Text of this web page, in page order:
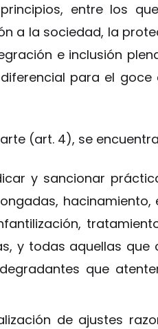
entre los
a la sociedad, la
e inclusión
para el goce
(art. 4), se
y sancionar
hacinamiento,
y todas aquellas que
que
de ajustes